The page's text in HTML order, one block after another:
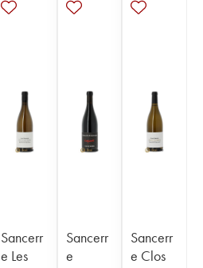
Sancerr
e Les
Sancerr
e
Sancerr
e Clos